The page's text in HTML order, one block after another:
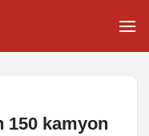
150 kamyon